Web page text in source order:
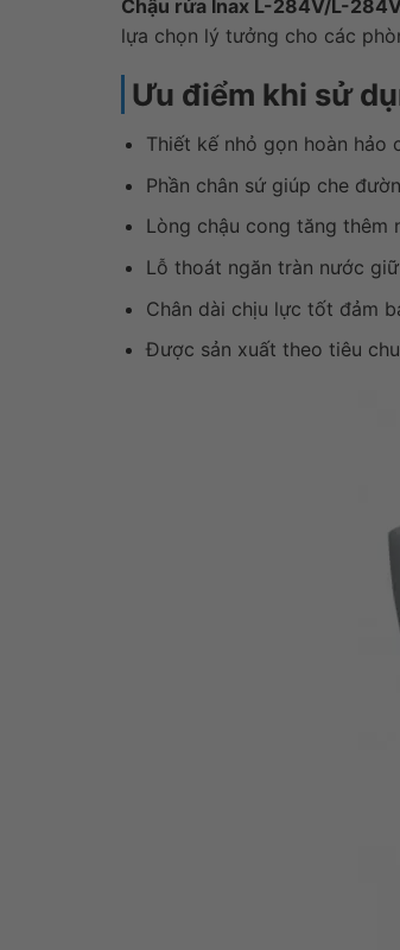
Chậu rửa Inax L-284V/L-
lựa chọn lý tưởng cho các
Ưu điểm khi sử
Thiết kế nhỏ gọn hoàn hảo
Phần chân sứ giúp che
Lòng chậu cong tăng thêm
Lỗ thoát ngăn tràn nước
Chân dài chịu lực tốt đảm
Được sản xuất theo tiêu